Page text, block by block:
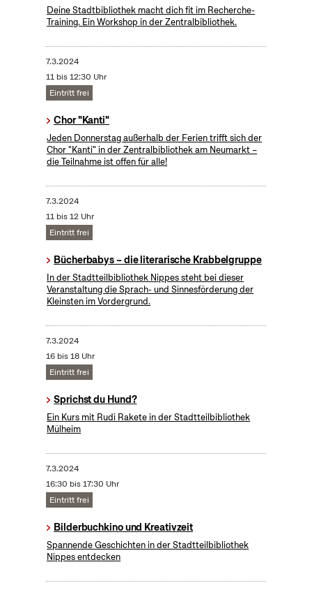
Deine Stadtbibliothek macht dich fit im Recherche-
Training. Ein Workshop in der Zentralbibliothek.
7.3.2024
11 bis 12:30 Uhr
Eintritt frei
Chor "Kanti"
Jeden Donnerstag außerhalb der Ferien trifft sich der
Chor "Kanti" in der Zentralbibliothek am Neumarkt –
die Teilnahme ist offen für alle!
7.3.2024
11 bis 12 Uhr
Eintritt frei
Bücherbabys – die literarische Krabbelgruppe
In der Stadtteilbibliothek Nippes steht bei dieser
Veranstaltung die Sprach- und Sinnesförderung der
Kleinsten im Vordergrund.
7.3.2024
16 bis 18 Uhr
Eintritt frei
Sprichst du Hund?
Ein Kurs mit Rudi Rakete in der Stadtteilbibliothek
Mülheim
7.3.2024
16:30 bis 17:30 Uhr
Eintritt frei
Bilderbuchkino und Kreativzeit
Spannende Geschichten in der Stadtteilbibliothek
Nippes entdecken